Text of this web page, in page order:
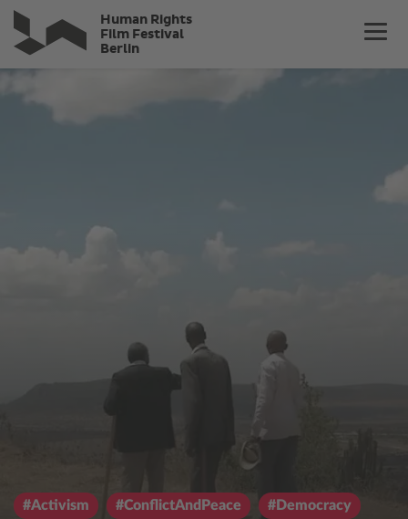
Direkt
zum
Inhalt
Human Rights
Film Festival
Berlin
#Activism #ConflictAndPeace #Democracy